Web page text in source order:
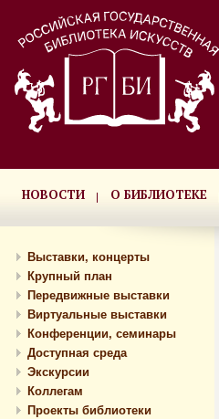
НОВОСТИ О БИБЛИОТЕКЕ
Выставки, концерты
Крупный план
Передвижные выставки
Виртуальные выставки
Конференции, семинары
Доступная среда
Экскурсии
Коллегам
Проекты библиотеки